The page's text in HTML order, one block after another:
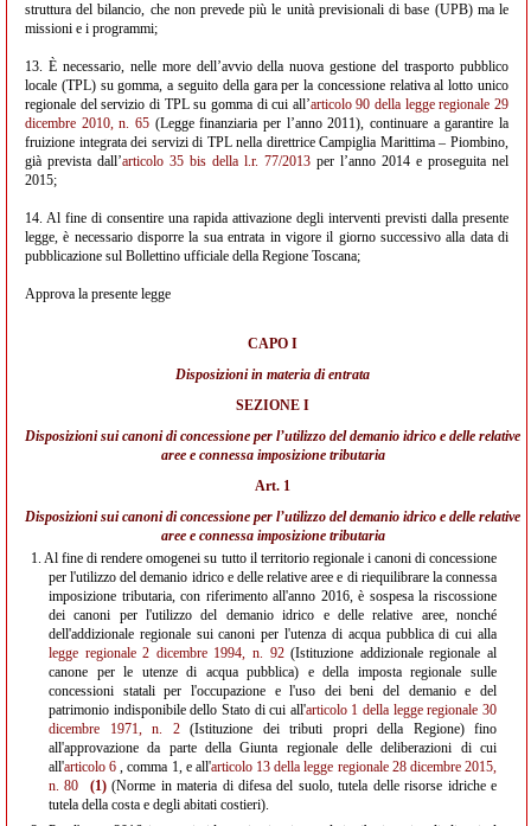
struttura del bilancio, che non prevede più le unità previsionali di base (UPB) ma le
missioni e i programmi;
13. È necessario, nelle more dell’avvio della nuova gestione del trasporto pubblico
locale (TPL) su gomma, a seguito della gara per la concessione relativa al lotto unico
regionale del servizio di TPL su gomma di cui all’articolo 90 della legge regionale 29
dicembre 2010, n. 65 (Legge finanziaria per l’anno 2011), continuare a garantire la
fruizione integrata dei servizi di TPL nella direttrice Campiglia Marittima – Piombino,
già prevista dall’articolo 35 bis della l.r. 77/2013 per l’anno 2014 e proseguita nel
2015;
14. Al fine di consentire una rapida attivazione degli interventi previsti dalla presente
legge, è necessario disporre la sua entrata in vigore il giorno successivo alla data di
pubblicazione sul Bollettino ufficiale della Regione Toscana;
Approva la presente legge
CAPO I
Disposizioni in materia di entrata
SEZIONE I
Disposizioni sui canoni di concessione per l’utilizzo del demanio idrico e delle relative
aree e connessa imposizione tributaria
Art. 1
Disposizioni sui canoni di concessione per l’utilizzo del demanio idrico e delle relative
aree e connessa imposizione tributaria
1. Al fine di rendere omogenei su tutto il territorio regionale i canoni di concessione
per l'utilizzo del demanio idrico e delle relative aree e di riequilibrare la connessa
imposizione tributaria, con riferimento all'anno 2016, è sospesa la riscossione
dei canoni per l'utilizzo del demanio idrico e delle relative aree, nonché
dell'addizionale regionale sui canoni per l'utenza di acqua pubblica di cui alla
legge regionale 2 dicembre 1994, n. 92(Istituzione addizionale regionale al
canone per le utenze di acqua pubblica) e della imposta regionale sulle
concessioni statali per l'occupazione e l'uso dei beni del demanio e del
patrimonio indisponibile dello Stato di cui all'articolo 1 della legge regionale 30
dicembre 1971, n. 2(Istituzione dei tributi propri della Regione) fino
all'approvazione da parte della Giunta regionale delle deliberazioni di cui
all'articolo 6 , comma 1, e all'articolo 13 della legge regionale 28 dicembre 2015,
n. 80
(1)(Norme in materia di difesa del suolo, tutela delle risorse idriche e
tutela della costa e degli abitati costieri).